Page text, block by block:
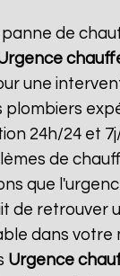
panne de
une
plombiers
24h/24 et
de
que
de retrouver
dans votre
Urgence